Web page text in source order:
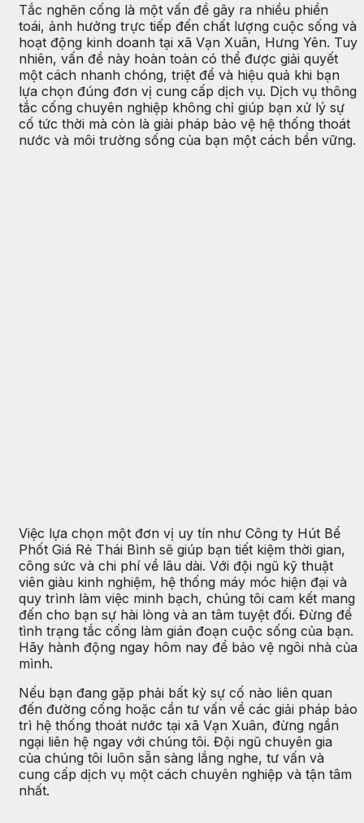
Tắc nghẽn cống là một vấn đề gây ra nhiều phiền
toái, ảnh hưởng trực tiếp đến chất lượng cuộc sống và
hoạt động kinh doanh tại xã Vạn Xuân, Hưng Yên. Tuy
nhiên, vấn đề này hoàn toàn có thể được giải quyết
một cách nhanh chóng, triệt để và hiệu quả khi bạn
lựa chọn đúng đơn vị cung cấp dịch vụ. Dịch vụ thông
tắc cống chuyên nghiệp không chỉ giúp bạn xử lý sự
cố tức thời mà còn là giải pháp bảo vệ hệ thống thoát
nước và môi trường sống của bạn một cách bền vững.
Việc lựa chọn một đơn vị uy tín như Công ty Hút Bể
Phốt Giá Rẻ Thái Bình sẽ giúp bạn tiết kiệm thời gian,
công sức và chi phí về lâu dài. Với đội ngũ kỹ thuật
viên giàu kinh nghiệm, hệ thống máy móc hiện đại và
quy trình làm việc minh bạch, chúng tôi cam kết mang
đến cho bạn sự hài lòng và an tâm tuyệt đối. Đừng để
tình trạng tắc cống làm gián đoạn cuộc sống của bạn.
Hãy hành động ngay hôm nay để bảo vệ ngôi nhà của
mình.
Nếu bạn đang gặp phải bất kỳ sự cố nào liên quan
đến đường cống hoặc cần tư vấn về các giải pháp bảo
trì hệ thống thoát nước tại xã Vạn Xuân, đừng ngần
ngại liên hệ ngay với chúng tôi. Đội ngũ chuyên gia
của chúng tôi luôn sẵn sàng lắng nghe, tư vấn và
cung cấp dịch vụ một cách chuyên nghiệp và tận tâm
nhất.